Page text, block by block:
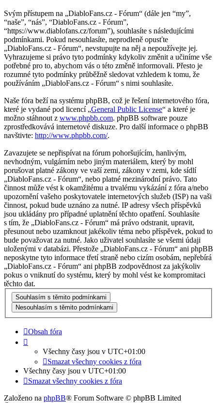
Svým přístupem na „DiabloFans.cz - Fórum“ (dále jen “my”,
“naše”, “nás”, “DiabloFans.cz - Fórum”,
“https://www.diablofans.cz/forum”), souhlasíte s následujícími
podmínkami. Pokud nesouhlasíte, neprodleně opusťte
„DiabloFans.cz - Fórum“, nevstupujte na něj a nepoužívejte jej.
Vyhrazujeme si právo tyto podmínky kdykoliv změnit a učiníme vše
potřebné pro to, abychom vás o této změně informovali. Přesto je
rozumné tyto podmínky průběžně sledovat vzhledem k tomu, že
používáním „DiabloFans.cz - Fórum“ s nimi souhlasíte.
Naše fóra beží na systému phpBB, což je řešení internetového fóra,
které je vydané pod licencí „General Public License“ a které je
možno stáhnout z www.phpbb.com. phpBB software pouze
zprostředkovává internetové diskuze. Pro další informace o phpBB
navštivte: http://www.phpbb.com/.
Zavazujete se nepřispívat na fórum pohoršujícím, hanlivým,
nevhodným, vulgárním nebo jiným materiálem, který by mohl
porušovat platné zákony ve vaší zemi, zákony v zemi, kde sídlí
„DiabloFans.cz - Fórum“, nebo platné mezinárodní právo. Tato
činnost může vést k okamžitému a trvalému vykázání z fóra a/nebo
upozornění vašeho poskytovatele internetových služeb (ISP) na vaši
činnost, pokud bude uznáno za nutné. IP adresy všech příspěvků
jsou ukládány pro případné uplatnění těchto opatření. Souhlasíte
s tím, že „DiabloFans.cz - Fórum“ má právo odstranit, upravit,
přesunout nebo uzamknout jakékoliv téma nebo příspěvek, pokud to
bude považovat za nutné. Jako uživatel souhlasíte se všemi údaji
uloženými v databázi. Přestože „DiabloFans.cz - Fórum“ ani phpBB
neposkytne tyto informace třetí straně nebo cizím osobám, nepřebírá
„DiabloFans.cz - Fórum“ ani phpBB zodpovědnost za jakýkoliv
pokus o vniknutí do systému, který by mohl vést ke kompromitaci
těchto dat.
Obsah fóra
Všechny časy jsou v UTC+01:00
Smazat všechny cookies z fóra
Všechny časy jsou v UTC+01:00
Smazat všechny cookies z fóra
Založeno na phpBB® Forum Software © phpBB Limited